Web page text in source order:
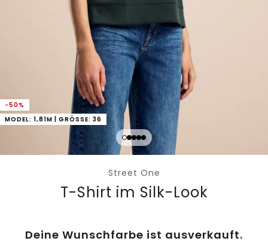
-50%
MODEL: 1,81M | GRÖSSE: 36
Street One
T-Shirt im Silk-Look
Deine Wunschfarbe ist ausverkauft.